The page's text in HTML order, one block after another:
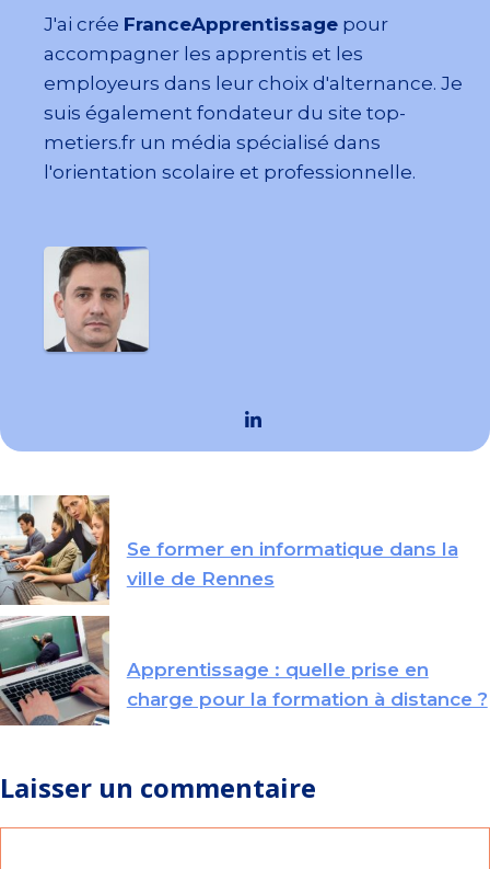
J'ai crée FranceApprentissage pour
accompagner les apprentis et les
employeurs dans leur choix d'alternance. Je
suis également fondateur du site top-
metiers.fr un média spécialisé dans
l'orientation scolaire et professionnelle.
Se former en informatique dans la
ville de Rennes
Apprentissage : quelle prise en
charge pour la formation à distance ?
Laisser un commentaire